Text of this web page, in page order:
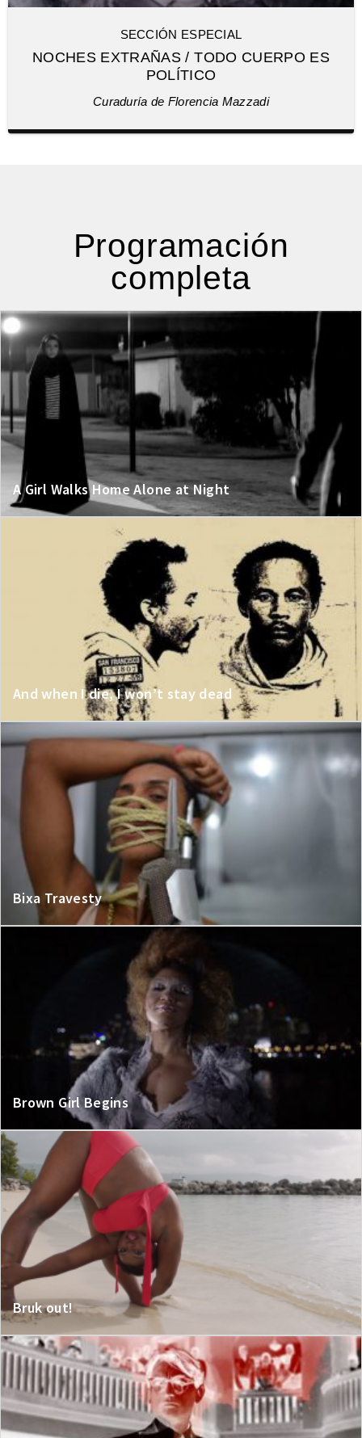
SECCIÓN ESPECIAL
NOCHES EXTRAÑAS / TODO CUERPO ES
POLÍTICO
Curaduría de Florencia Mazzadi
Programación
completa
A Girl Walks Home Alone at Night
And when I die, I won’t stay dead
Bixa Travesty
Brown Girl Begins
Bruk out!